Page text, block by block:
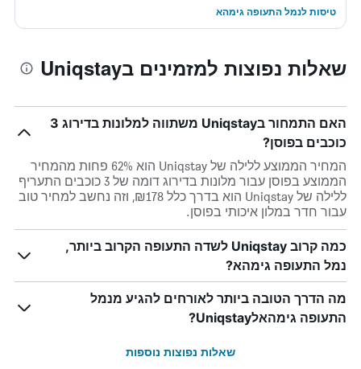
טיסות לנמל התעופה גימהא
שאלות נפוצות למזמינים בUniqstay
האם התמחור בUniqstay משתווה למלונות בדירוג 3
כוכבים בפוסן?
המחיר הממוצע ללילה של Uniqstay הוא 62% פחות מהמחיר
הממוצע בפוסן עבור מלונות בדירוג דומה של 3 כוכבים התעריף
ללילה של Uniqstay הוא בדרך כלל ₪178, וזה נחשב למחיר טוב
עבור חדר במלון איכותי בפוסן.
כמה קרוב Uniqstay לשדה התעופה הקרוב ביותר,
נמל התעופה גימהא?
מה הדרך הטובה ביותר לאורחים להגיע מנמל
התעופה גימהאלUniqstay?
שאלות נפוצות נוספות